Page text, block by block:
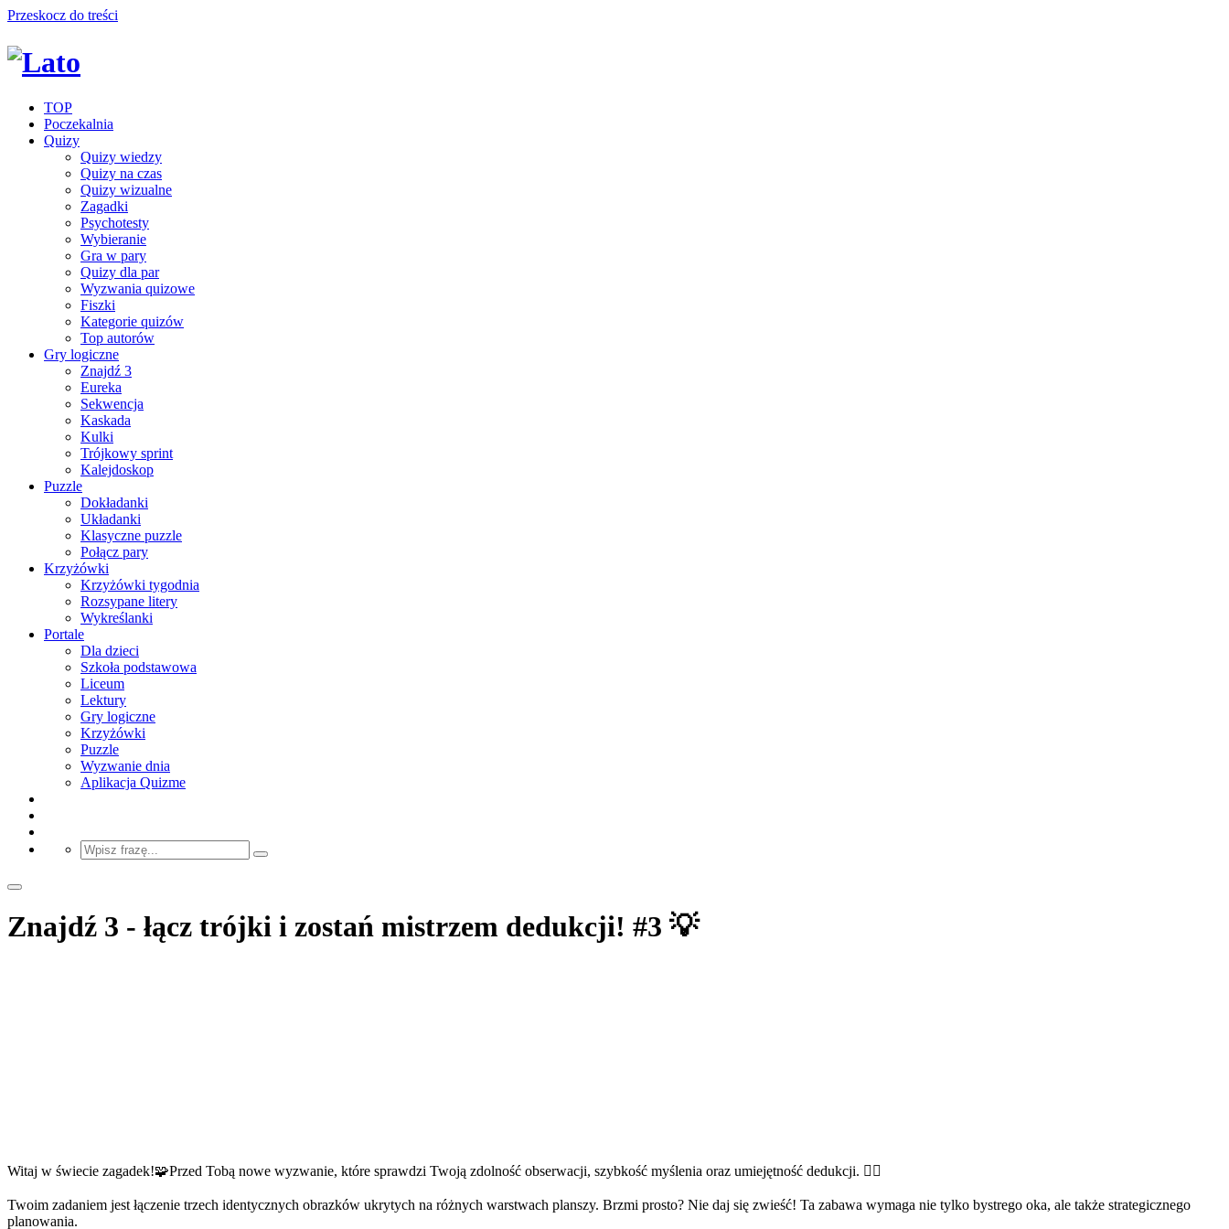
Przeskocz do treści
TOP
Poczekalnia
Quizy
Quizy wiedzy
Quizy na czas
Quizy wizualne
Zagadki
Psychotesty
Wybieranie
Gra w pary
Quizy dla par
Wyzwania quizowe
Fiszki
Kategorie quizów
Top autorów
Gry logiczne
Znajdź 3
Eureka
Sekwencja
Kaskada
Kulki
Trójkowy sprint
Kalejdoskop
Puzzle
Dokładanki
Układanki
Klasyczne puzzle
Połącz pary
Krzyżówki
Krzyżówki tygodnia
Rozsypane litery
Wykreślanki
Portale
Dla dzieci
Szkoła podstawowa
Liceum
Lektury
Gry logiczne
Krzyżówki
Puzzle
Wyzwanie dnia
Aplikacja Quizme
Znajdź 3 - łącz trójki i zostań mistrzem dedukcji! #3 💡
Witaj w świecie zagadek!🧩Przed Tobą nowe wyzwanie, które sprawdzi Twoją zdolność obserwacji, szybkość myślenia oraz umiejętność dedukcji. 🕵️‍♂️
Twoim zadaniem jest łączenie trzech identycznych obrazków ukrytych na różnych warstwach planszy. Brzmi prosto? Nie daj się zwieść! Ta zabawa wymaga nie tylko bystrego oka, ale także strategicznego
planowania.